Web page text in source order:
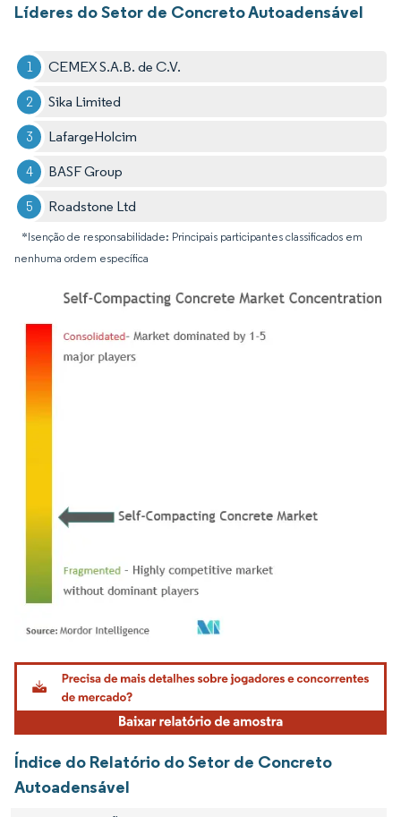
Líderes do Setor de Concreto Autoadensável
CEMEX S.A.B. de C.V.
Sika Limited
LafargeHolcim
BASF Group
Roadstone Ltd
*Isenção de responsabilidade: Principais participantes classificados em
nenhuma ordem específica
Imagem © Mordor Intelligence. O reuso requer atribuição conforme CC BY 4.0.
Índice do Relatório do Setor de Concreto
Autoadensável